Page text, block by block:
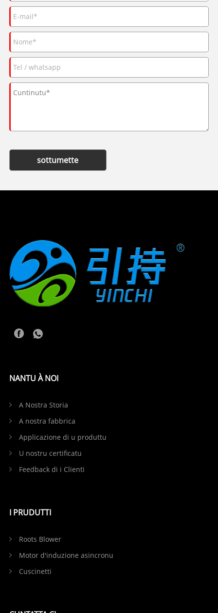
sottumette
NANTU À NOI
A Nostra Storia
A nostra fabbrica
Applicazione di u produttu
U nostru certificatu
Feedback di i Clienti
I PRUDUTTI
Roots Blower
Motor d'induzione asincronu
Cuscinetti